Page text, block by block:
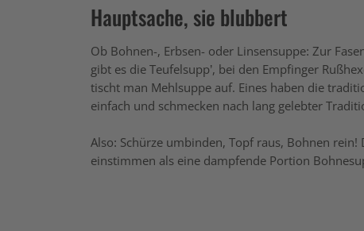
Hauptsache, sie blubbert
Ob Bohnen-, Erbsen- oder Linsensuppe: Zur
gibt es die Teufelsupp’, bei den Empfinger
tischt man Mehlsuppe auf. Eines haben die
einfach und schmecken nach lang gelebter
Also: Schürze umbinden, Topf raus, Bohnen
einstimmen als eine dampfende Portion